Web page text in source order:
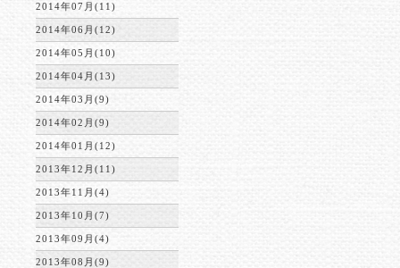
2014年07月(11)
2014年06月(12)
2014年05月(10)
2014年04月(13)
2014年03月(9)
2014年02月(9)
2014年01月(12)
2013年12月(11)
2013年11月(4)
2013年10月(7)
2013年09月(4)
2013年08月(9)